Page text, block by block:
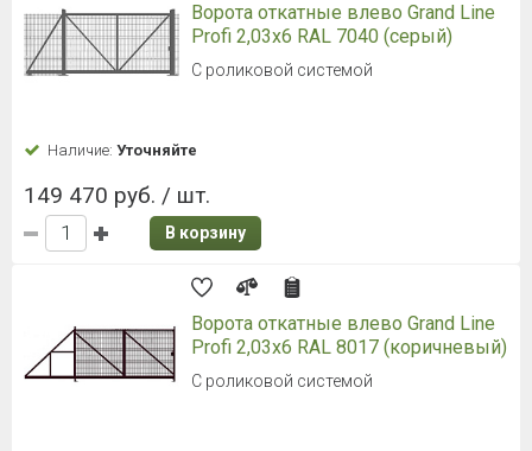
Ворота откатные влево Grand Line
Profi 2,03x6 RAL 7040 (серый)
С роликовой системой
Наличие: Уточняйте
149 470 руб. / шт.
В корзину
Ворота откатные влево Grand Line
Profi 2,03x6 RAL 8017 (коричневый)
С роликовой системой